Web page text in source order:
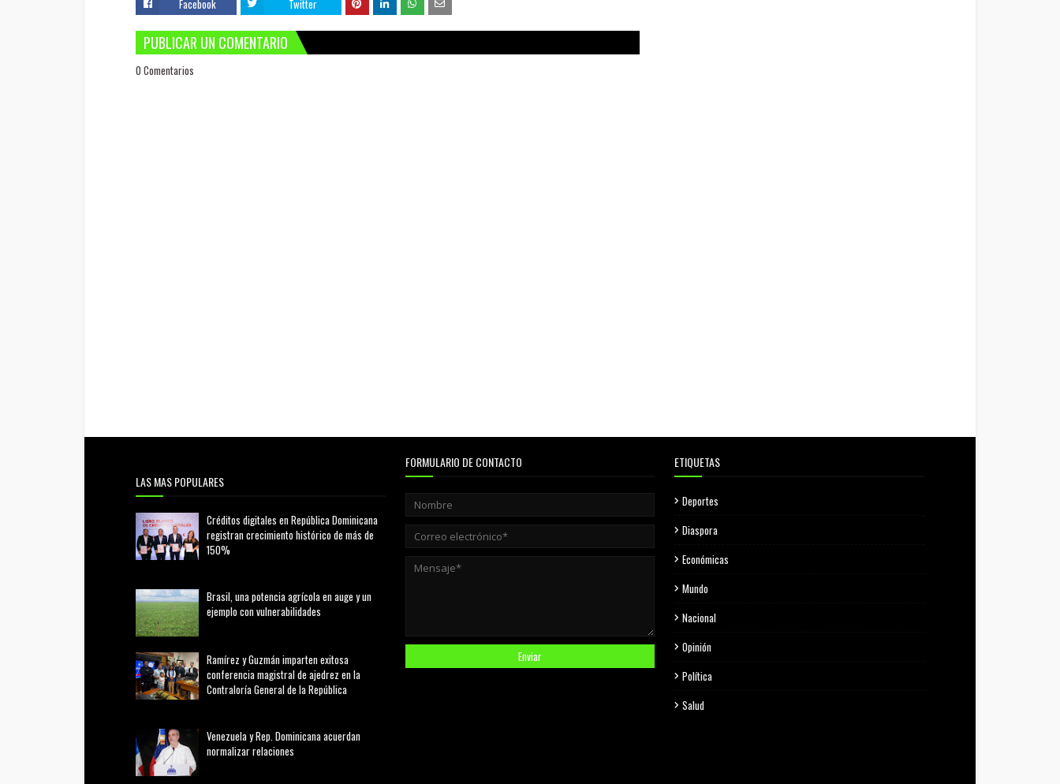
Facebook Twitter
PUBLICAR UN COMENTARIO
0 Comentarios
LAS MAS POPULARES
Créditos digitales en República Dominicana
registran crecimiento histórico de más de
150%
Brasil, una potencia agrícola en auge y un
ejemplo con vulnerabilidades
Ramírez y Guzmán imparten exitosa
conferencia magistral de ajedrez en la
Contraloría General de la República
Venezuela y Rep. Dominicana acuerdan
normalizar relaciones
FORMULARIO DE CONTACTO ETIQUETAS
Deportes
Diaspora
Económicas
Mundo
Nacional
Opinión
Política
Salud